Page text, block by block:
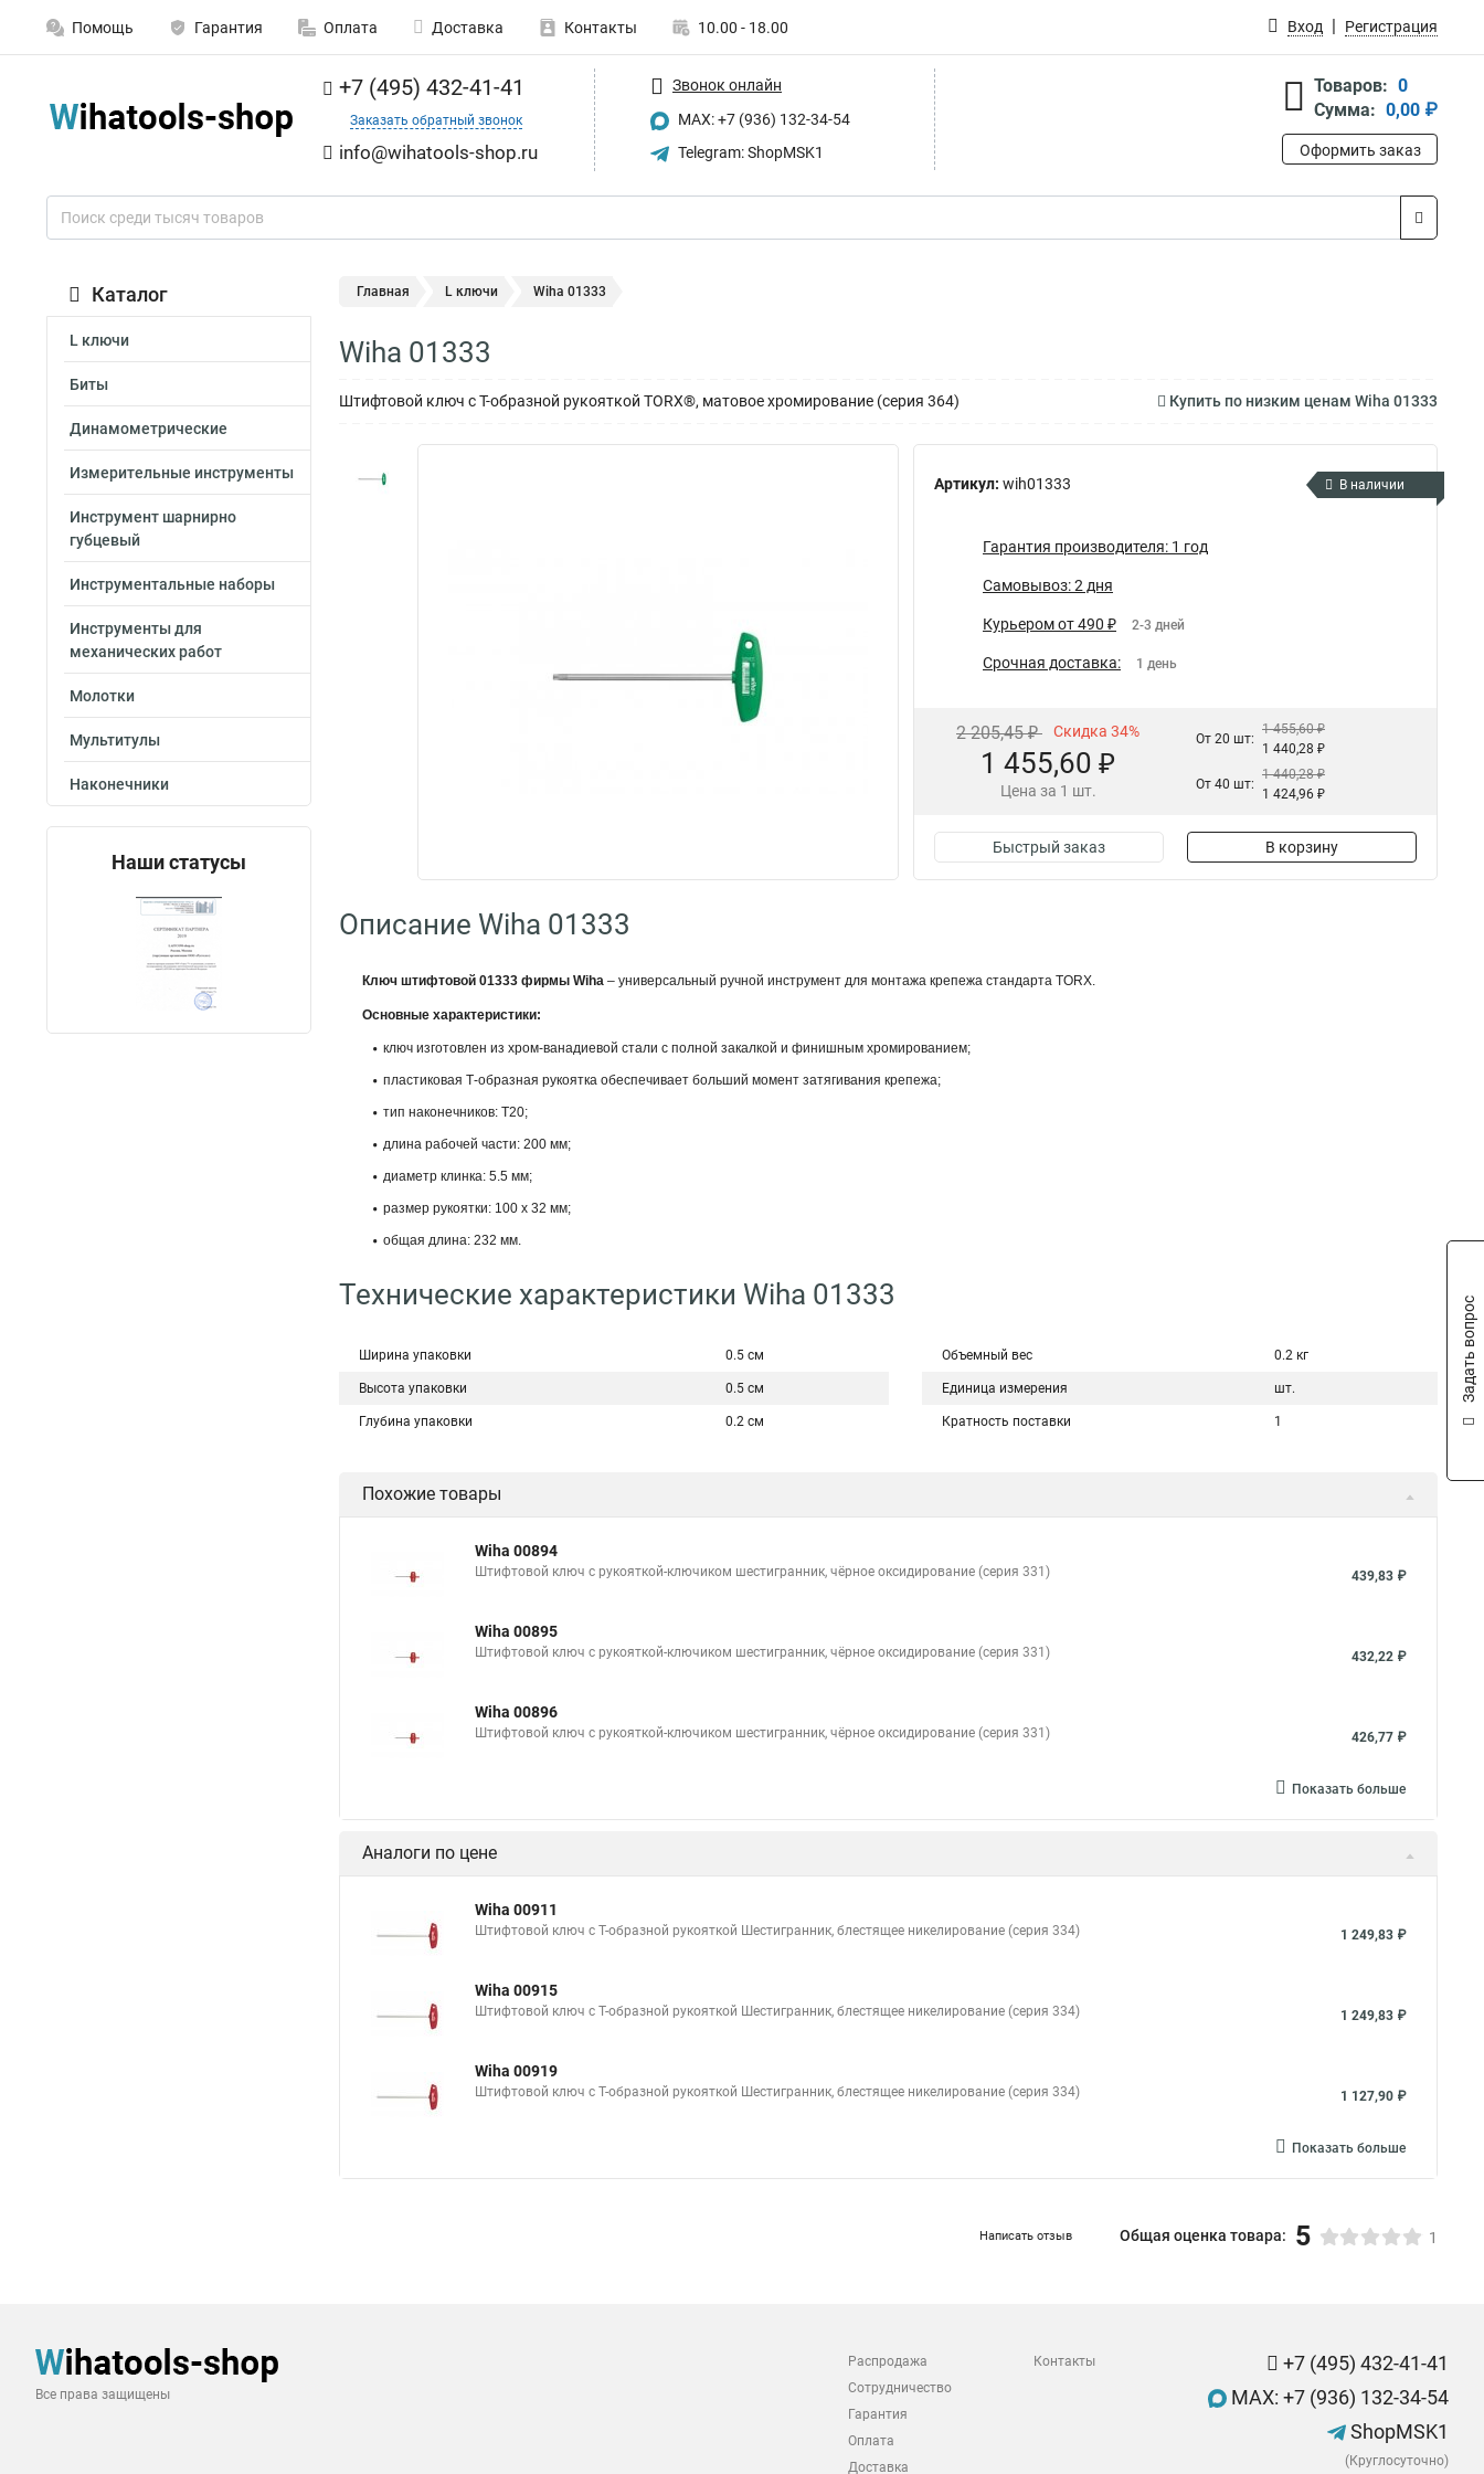
Помощь Гарантия Оплата Доставка Контакты 10.00 - 18.00 Вход Регистрация
+7 (495) 432-41-41
Заказать обратный звонок
info@wihatools-shop.ru
Звонок онлайн
MAX: +7 (936) 132-34-54
Telegram: ShopMSK1
Товаров: 0
Сумма: 0,00 ₽
Оформить заказ
Каталог
L ключи
Биты
Динамометрические
Измерительные инструменты
Инструмент шарнирно
губцевый
Инструментальные наборы
Инструменты для
механических работ
Молотки
Мультитулы
Наконечники
Наши статусы
Главная L ключи Wiha 01333
Wiha 01333
Штифтовой ключ с Т-образной рукояткой TORX®, матовое хромирование (серия 364) Купить по низким ценам Wiha 01333
Артикул: wih01333 В наличии
Гарантия производителя: 1 год
Самовывоз: 2 дня
Курьером от 490 ₽ 2-3 дней
Срочная доставка: 1 день
2 205,45 ₽ Скидка 34%
1 455,60 ₽
Цена за 1 шт.
От 20 шт:
1 455,60 ₽
1 440,28 ₽
От 40 шт:
1 440,28 ₽
1 424,96 ₽
Быстрый заказ В корзину
Описание Wiha 01333
Ключ штифтовой 01333 фирмы Wiha – универсальный ручной инструмент для монтажа крепежа стандарта TORX.
Основные характеристики:
ключ изготовлен из хром-ванадиевой стали с полной закалкой и финишным хромированием;
пластиковая Т-образная рукоятка обеспечивает больший момент затягивания крепежа;
тип наконечников: T20;
длина рабочей части: 200 мм;
диаметр клинка: 5.5 мм;
размер рукоятки: 100 x 32 мм;
общая длина: 232 мм.
Технические характеристики Wiha 01333
Ширина упаковки 0.5 см
Высота упаковки 0.5 см
Глубина упаковки 0.2 см
Объемный вес 0.2 кг
Единица измерения шт.
Кратность поставки 1
Похожие товары
Wiha 00894
Штифтовой ключ с рукояткой-ключиком шестигранник, чёрное оксидирование (серия 331) 439,83 ₽
Wiha 00895
Штифтовой ключ с рукояткой-ключиком шестигранник, чёрное оксидирование (серия 331) 432,22 ₽
Wiha 00896
Штифтовой ключ с рукояткой-ключиком шестигранник, чёрное оксидирование (серия 331) 426,77 ₽
Показать больше
Аналоги по цене
Wiha 00911
Штифтовой ключ с Т-образной рукояткой Шестигранник, блестящее никелирование (серия 334) 1 249,83 ₽
Wiha 00915
Штифтовой ключ с Т-образной рукояткой Шестигранник, блестящее никелирование (серия 334) 1 249,83 ₽
Wiha 00919
Штифтовой ключ с Т-образной рукояткой Шестигранник, блестящее никелирование (серия 334) 1 127,90 ₽
Показать больше
Написать отзыв Общая оценка товара: 5 1
Все права защищены
Распродажа
Сотрудничество
Гарантия
Оплата
Доставка
Контакты
+7 (495) 432-41-41
MAX: +7 (936) 132-34-54
ShopMSK1
(Круглосуточно)
Задать вопрос